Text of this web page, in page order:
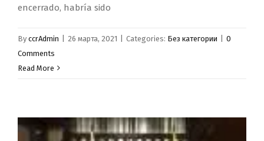
encerrado, habría sido
By ccrAdmin 26 марта, 2021 Categories: Без категории
0
Comments
Read More